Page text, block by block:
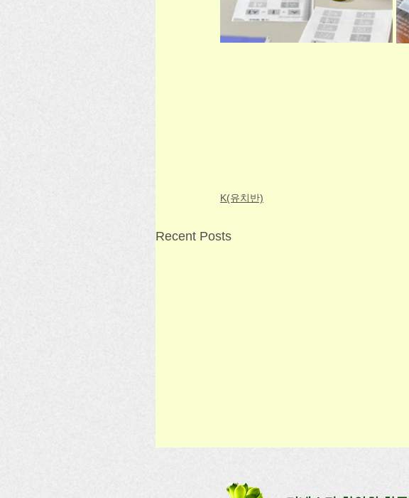
K(유치반)
Recent Posts
수업일: 2026. 4. 12(일) 1:00-3:40